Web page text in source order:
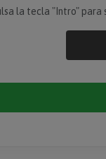
la tecla "Intro" para